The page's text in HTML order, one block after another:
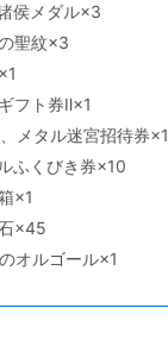
侯メダル×3
聖紋×3
フト券Ⅱ×1
メタル迷宮招待券×1
ふくびき券×10
×1
×45
オルゴール×1